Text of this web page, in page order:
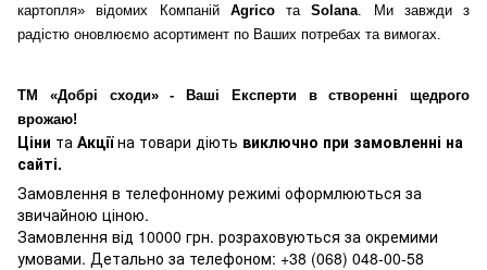
картопля» відомих Компаній AgricoтаSolana . Ми завжди з
радістю оновлюємо асортимент по Ваших потребах та вимогах.
ТМ «Добрі сходи» - Ваші Експерти в створенні щедрого
врожаю!
Ціни та Акціїна товари діють виключно при замовленні на
сайті.
Замовлення в телефонному режимі оформлюються за
звичайною ціною.
Замовлення від 10000 грн. розраховуються за окремими
умовами. Детально за телефоном: +38 (068) 048-00-58